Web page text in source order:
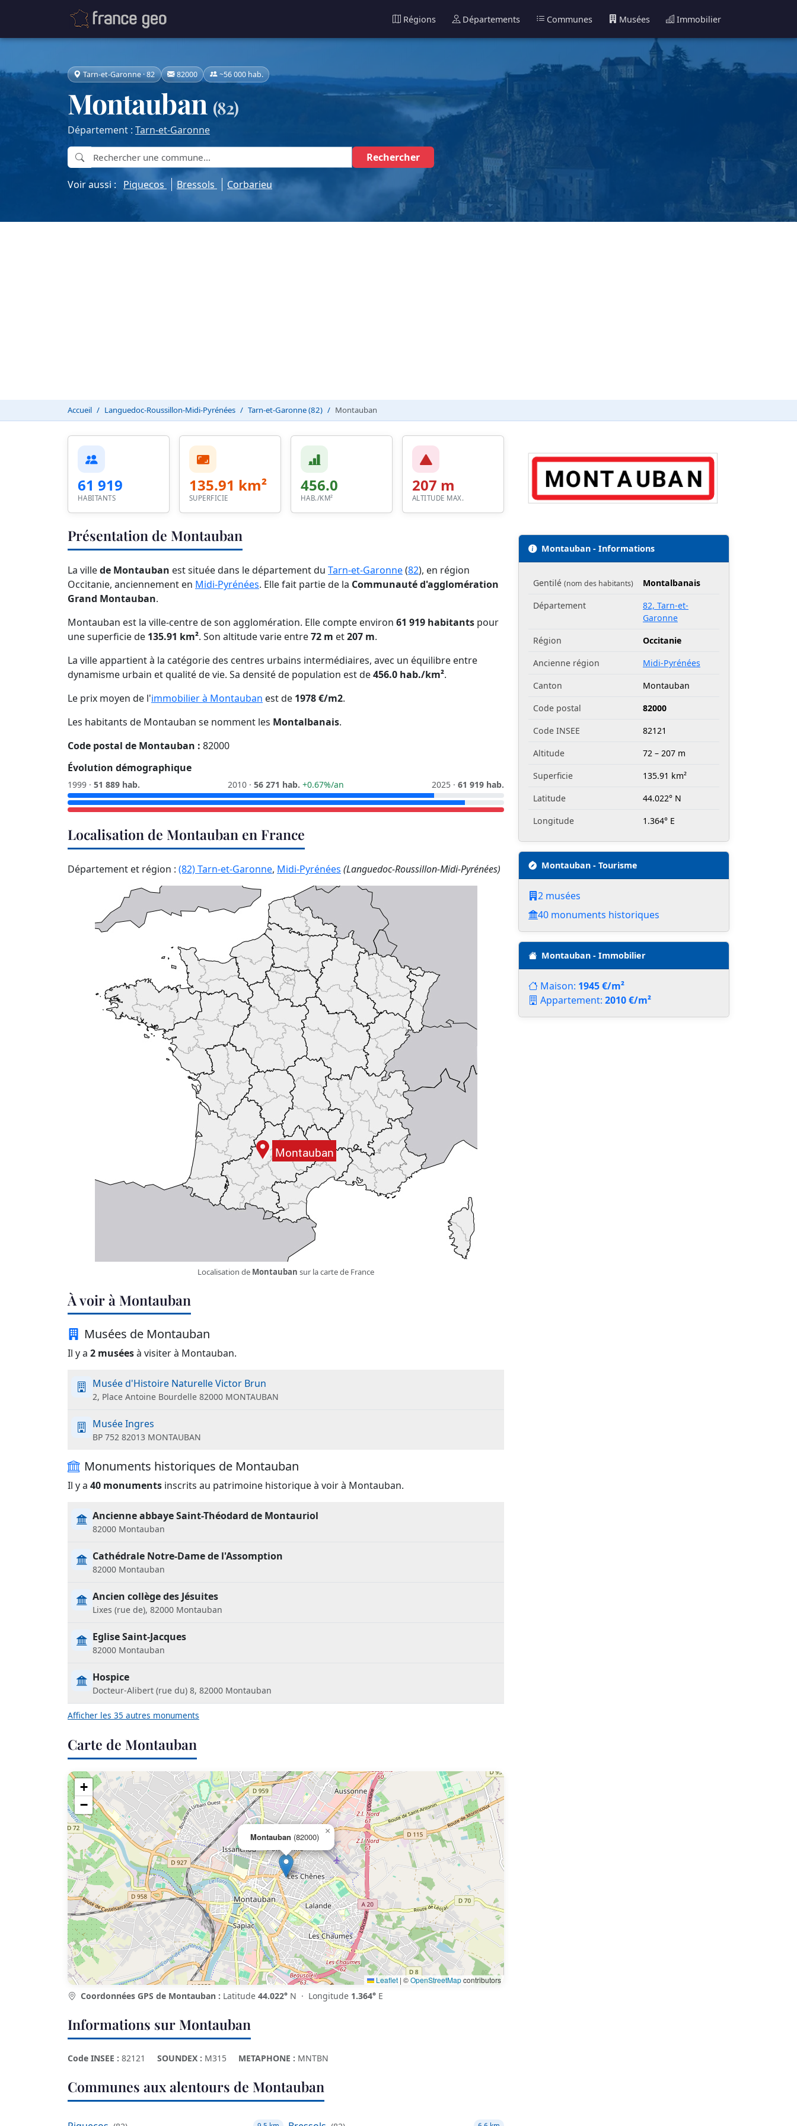
Régions Départements Communes Musées Immobilier
Tarn-et-Garonne · 82 82000 ~56 000 hab.
Montauban (82)
Département : Tarn-et-Garonne
Rechercher
Voir aussi : Piquecos Bressols Corbarieu
Accueil Languedoc-Roussillon-Midi-Pyrénées Tarn-et-Garonne (82) Montauban
61 919
HABITANTS
135.91 km²
SUPERFICIE
456.0
HAB./KM²
207 m
ALTITUDE MAX.
Présentation de Montauban
La villede Montauban est située dans le département du Tarn-et-Garonne(82), en région
Occitanie, anciennement en Midi-Pyrénées. Elle fait partie de la Communauté d'agglomération
Grand Montauban.
Montauban est la ville-centre de son agglomération. Elle compte environ 61 919 habitants pour
une superficie de 135.91 km². Son altitude varie entre72 m et207 m.
La ville appartient à la catégorie des centres urbains intermédiaires, avec un équilibre entre
dynamisme urbain et qualité de vie. Sa densité de population est de456.0 hab./km².
Le prix moyen de l'immobilier à Montauban est de 1978 €/m2.
Les habitants de Montauban se nomment les Montalbanais.
Code postal de Montauban : 82000
Évolution démographique
1999 · 51 889 hab. 2010 · 56 271 hab. +0.67%/an 2025 · 61 919 hab.
Localisation de Montauban en France
Département et région : (82) Tarn-et-Garonne, Midi-Pyrénées (Languedoc-Roussillon-Midi-Pyrénées)
Localisation de Montauban sur la carte de France
À voir à Montauban
Musées de Montauban
Il y a 2 muséesà visiter à Montauban.
Musée d'Histoire Naturelle Victor Brun
2, Place Antoine Bourdelle 82000 MONTAUBAN
Musée Ingres
BP 752 82013 MONTAUBAN
Monuments historiques de Montauban
Il y a 40 monuments inscrits au patrimoine historique à voir à Montauban.
Ancienne abbaye Saint-Théodard de Montauriol
82000 Montauban
Cathédrale Notre-Dame de l'Assomption
82000 Montauban
Ancien collège des Jésuites
Lixes (rue de), 82000 Montauban
Eglise Saint-Jacques
82000 Montauban
Hospice
Docteur-Alibert (rue du) 8, 82000 Montauban
Afficher les 35 autres monuments
Carte de Montauban
Montauban (82000)
×
+
−
Leaflet | ©OpenStreetMapcontributors
Coordonnées GPS de Montauban : Latitude 44.022° N · Longitude 1.364° E
Informations sur Montauban
Code INSEE : 82121 SOUNDEX : M315 METAPHONE : MNTBN
Communes aux alentours de Montauban
Montauban - Informations
Gentilé (nom des habitants)
Montalbanais
Département
82, Tarn-et-
Garonne
Région
Occitanie
Ancienne région
Midi-Pyrénées
Canton
Montauban
Code postal
82000
Code INSEE
82121
Altitude
72 – 207 m
Superficie
135.91 km²
Latitude
44.022° N
Longitude
1.364° E
Montauban - Tourisme
2 musées
40 monuments historiques
Montauban - Immobilier
Maison: 1945 €/m²
Appartement: 2010 €/m²